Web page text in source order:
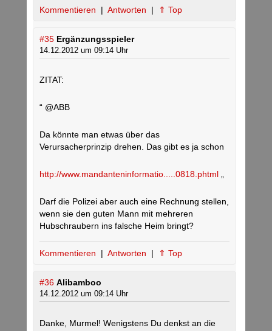
Kommentieren | Antworten | ⇑ Top
#35 Ergänzungsspieler
14.12.2012 um 09:14 Uhr
ZITAT:
“ @ABB
Da könnte man etwas über das
Verursacherprinzip drehen. Das gibt es ja schon
http://www.mandanteninformatio.....0818.phtml
Darf die Polizei aber auch eine Rechnung stellen,
wenn sie den guten Mann mit mehreren
Hubschraubern ins falsche Heim bringt?
Kommentieren | Antworten | ⇑ Top
#36 Alibamboo
14.12.2012 um 09:14 Uhr
Danke, Murmel! Wenigstens Du denkst an die